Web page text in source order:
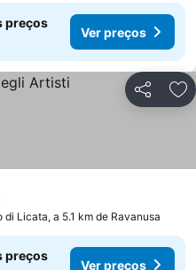
preços
Ver preços
Partilhar
di Licata, a 5.1 km de Ravanusa
preços
Ver preços